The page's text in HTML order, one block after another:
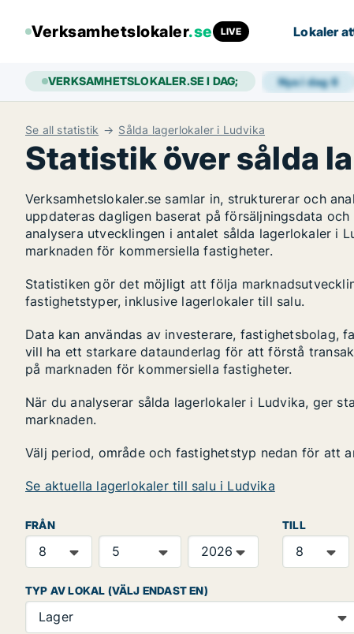
Verksamhetslokaler.se LIVE Lokaler
VERKSAMHETSLOKALER.SE I DAG; Nya i dag6
Se all statistik Sålda lagerlokaler i Ludvika
Statistik över sålda
Verksamhetslokaler.se samlar in, strukturerar och
uppdateras dagligen baserat på försäljningsdata
analysera utvecklingen i antalet sålda lagerlokaler i
marknaden för kommersiella fastigheter.
Statistiken gör det möjligt att följa
fastighetstyper, inklusive lagerlokaler till salu.
Data kan användas av investerare, fastighetsbolag,
vill ha ett starkare dataunderlag för att förstå
på marknaden för kommersiella fastigheter.
När du analyserar sålda lagerlokaler i Ludvika, ger
marknaden.
Välj period, område och fastighetstyp nedan för att
Se aktuella lagerlokaler till salu i Ludvika
FRÅN TILL
TYP AV LOKAL (VÄLJ ENDAST EN)
Lager